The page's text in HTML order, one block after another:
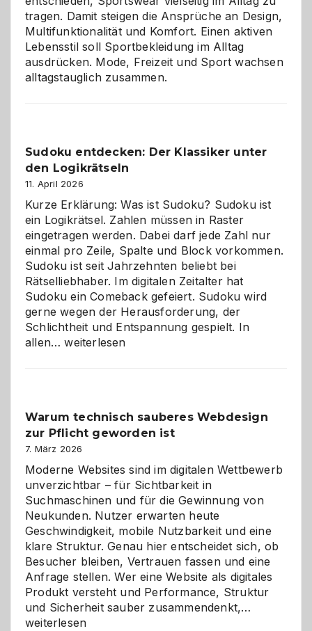
tragen. Damit steigen die Ansprüche an Design,
Multifunktionalität und Komfort. Einen aktiven
Lebensstil soll Sportbekleidung im Alltag
ausdrücken. Mode, Freizeit und Sport wachsen
alltagstauglich zusammen.
Sudoku entdecken: Der Klassiker unter
den Logikrätseln
11. April 2026
Kurze Erklärung: Was ist Sudoku? Sudoku ist
ein Logikrätsel. Zahlen müssen in Raster
eingetragen werden. Dabei darf jede Zahl nur
einmal pro Zeile, Spalte und Block vorkommen.
Sudoku ist seit Jahrzehnten beliebt bei
Rätselliebhaber. Im digitalen Zeitalter hat
Sudoku ein Comeback gefeiert. Sudoku wird
gerne wegen der Herausforderung, der
Schlichtheit und Entspannung gespielt. In
allen…Sudoku
den
Logikrätseln
weiterlesen
Warum technisch sauberes Webdesign
zur Pflicht geworden ist
7. März 2026
Moderne Websites sind im digitalen Wettbewerb
unverzichtbar – für Sichtbarkeit in
Suchmaschinen und für die Gewinnung von
Neukunden. Nutzer erwarten heute
Geschwindigkeit, mobile Nutzbarkeit und eine
klare Struktur. Genau hier entscheidet sich, ob
Besucher bleiben, Vertrauen fassen und eine
Anfrage stellen. Wer eine Website als digitales
Produkt versteht und Performance, Struktur
und Sicherheit sauber zusammendenkt,…
weiterlesen